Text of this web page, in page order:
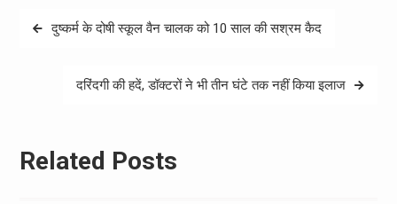
Postदुष्कर्म के दोषी स्कूल वैन चालक को 10 साल की सश्रम कैद
दरिंदगी की हदें, डॉक्‍टरों ने भी तीन घंटे तक नहीं किया इलाज
Related Posts